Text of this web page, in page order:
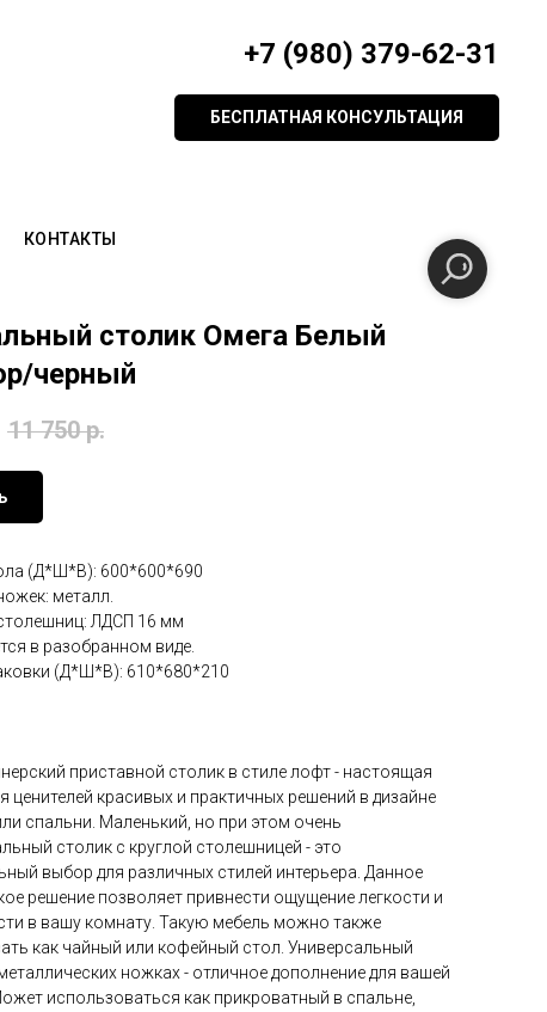
+7 (980) 379-62-31
БЕСПЛАТНАЯ КОНСУЛЬТАЦИЯ
КОНТАКТЫ
столик Омега Белый
черный
11 750‬ р.
(Д*Ш*В): 600*600*690
металл.
ЛДСП 16 мм
в разобранном виде.
(Д*Ш*В): 610*680*210
приставной столик в стиле лофт - настоящая
ценителей красивых и практичных решений в дизайне
спальни. Маленький, но при этом очень
столик с круглой столешницей - это
выбор для различных стилей интерьера. Данное
решение позволяет привнести ощущение легкости и
в вашу комнату. Такую мебель можно также
как чайный или кофейный стол. Универсальный
ножках - отличное дополнение для вашей
использоваться как прикроватный в спальне,